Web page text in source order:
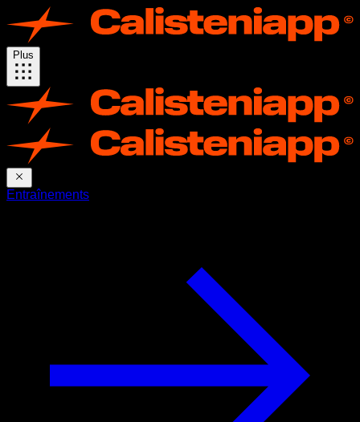
Plus
Entraînements